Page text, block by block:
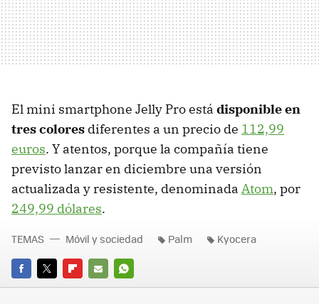
El mini smartphone Jelly Pro está disponible en
tres colores diferentes a un precio de 112,99
euros. Y atentos, porque la compañía tiene
previsto lanzar en diciembre una versión
actualizada y resistente, denominada Atom, por
249,99 dólares.
FACEBOOK
TWITTERFLIPBOARD
E-
WHATSAPP
TEMAS Móvil y sociedad Palm Kyocera